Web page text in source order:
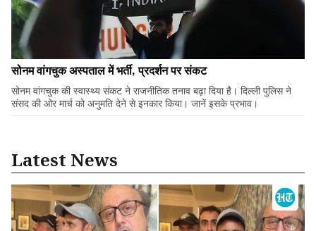
सोनम वांगचुक अस्पताल में भर्ती, प्रदर्शन पर संकट
सोनम वांगचुक की स्वास्थ्य संकट ने राजनीतिक तनाव बढ़ा दिया है। दिल्ली पुलिस ने
संसद की ओर मार्च को अनुमति देने से इनकार किया। जानें इसके प्रभाव।
Latest News